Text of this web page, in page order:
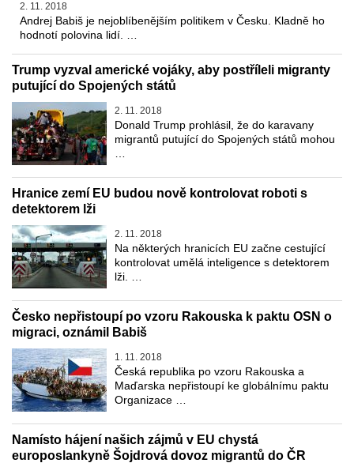
2. 11. 2018
Andrej Babiš je nejoblíbenějším politikem v Česku. Kladně ho
hodnotí polovina lidí. …
Trump vyzval americké vojáky, aby postříleli migranty
putující do Spojených států
2. 11. 2018
Donald Trump prohlásil, že do karavany
migrantů putující do Spojených států mohou
Hranice zemí EU budou nově kontrolovat roboti s
detektorem lži
2. 11. 2018
Na některých hranicích EU začne cestující
kontrolovat umělá inteligence s detektorem
lži. …
Česko nepřistoupí po vzoru Rakouska k paktu OSN o
migraci, oznámil Babiš
1. 11. 2018
Česká republika po vzoru Rakouska a
Maďarska nepřistoupí ke globálnímu paktu
Organizace …
Namísto hájení našich zájmů v EU chystá
europoslankyně Šojdrová dovoz migrantů do ČR